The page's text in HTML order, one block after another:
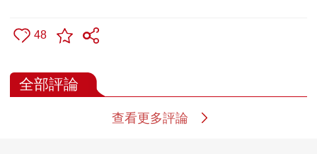
48
全部評論
查看更多評論